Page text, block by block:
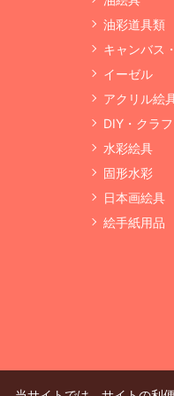
油彩道具類
キャンバス
イーゼル
アクリル絵
DIY・クラフ
水彩絵具
固形水彩
日本画絵具
絵手紙用品